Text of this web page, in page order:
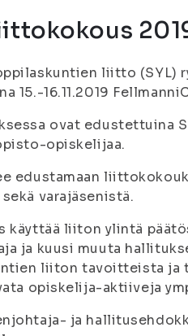
liitto (SYL)
15.-16.11.2019
ovat edustettuina
opiskelijaa.
edustamaan
varajäsenistä.
käyttää liiton ylintä
ja kuusi muuta
liiton tavoitteista ja
opiskelija-aktiiveja
ja